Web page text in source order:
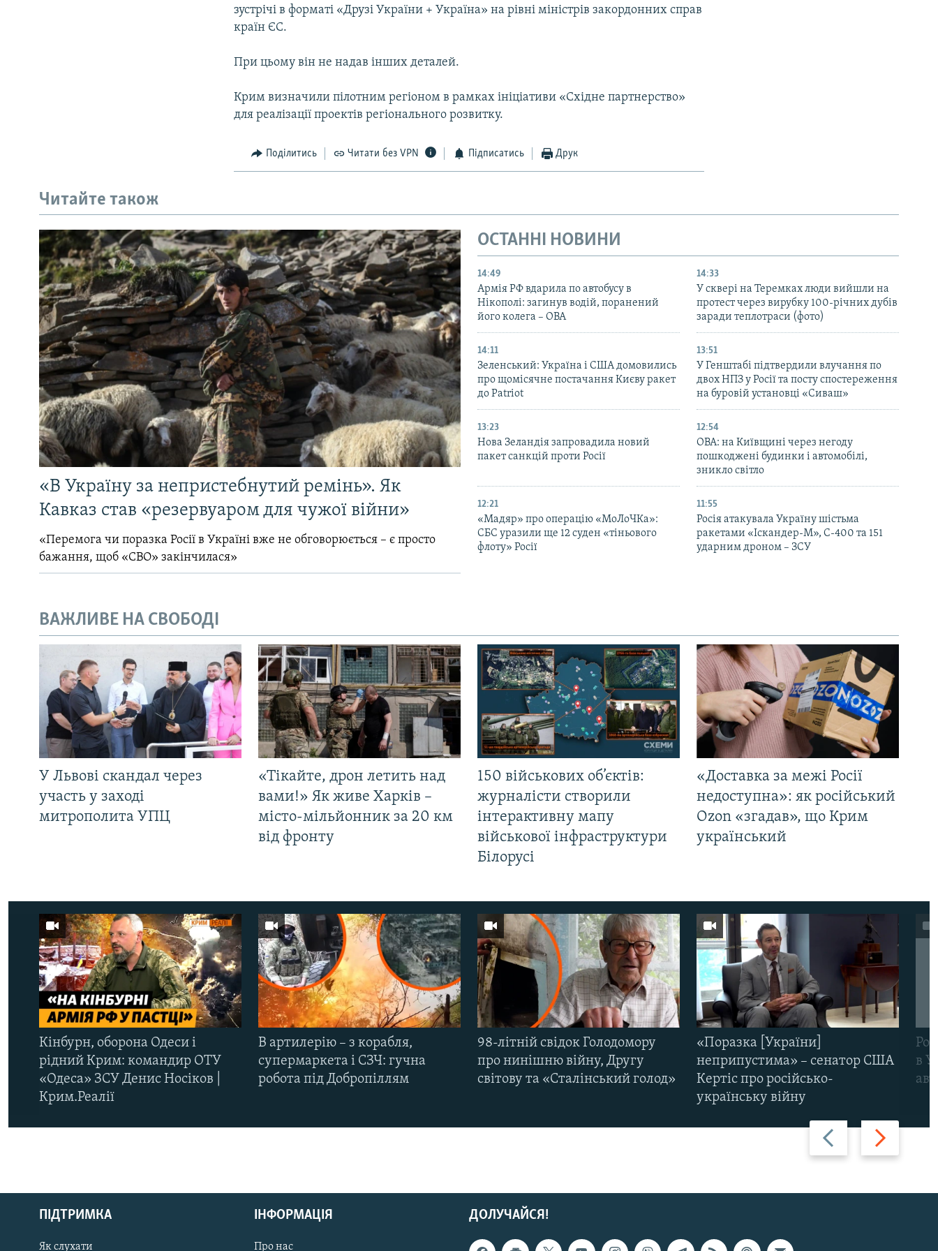
РУС
зустрічі в форматі «Друзі України + Україна» на рівні міністрів закордонних справ
країн ЄС.
При цьому він не надав інших деталей.
Крим визначили пілотним регіоном в рамках ініціативи «Східне партнерство»
для реалізації проектів регіонального розвитку.
Поділитись Читати без VPN Підписатись Друк
Читайте також
«В Україну за непристебнутий ремінь». Як
Кавказ став «резервуаром для чужої війни»
«Перемога чи поразка Росії в Україні вже не обговорюється – є просто
бажання, щоб «СВО» закінчилася»
ОСТАННІ НОВИНИ
14:49
Армія РФ вдарила по автобусу в
Нікополі: загинув водій, поранений
його колега – ОВА
14:33
У сквері на Теремках люди вийшли на
протест через вирубку 100-річних дубів
заради теплотраси (фото)
14:11
Зеленський: Україна і США домовились
про щомісячне постачання Києву ракет
до Patriot
13:51
У Генштабі підтвердили влучання по
двох НПЗ у Росії та посту спостереження
на буровій установці «Сиваш»
13:23
Нова Зеландія запровадила новий
пакет санкцій проти Росії
12:54
ОВА: на Київщині через негоду
пошкоджені будинки і автомобілі,
зникло світло
12:21
«Мадяр» про операцію «МоЛоЧКа»:
СБС уразили ще 12 суден «тіньового
флоту» Росії
11:55
Росія атакувала Україну шістьма
ракетами «Іскандер-М», С-400 та 151
ударним дроном – ЗСУ
ВАЖЛИВЕ НА СВОБОДІ
У Львові скандал через
участь у заході
митрополита УПЦ
«Тікайте, дрон летить над
вами!» Як живе Харків –
місто-мільйонник за 20 км
від фронту
150 військових об’єктів:
журналісти створили
інтерактивну мапу
військової інфраструктури
Білорусі
«Доставка за межі Росії
недоступна»: як російський
Ozon «згадав», що Крим
український
Назад Вперед
Кінбурн, оборона Одеси і
рідний Крим: командир ОТУ
«Одеса» ЗСУ Денис Носіков |
Крим.Реалії
В артилерію – з корабля,
супермаркета і СЗЧ: гучна
робота під Добропіллям
98-літній свідок Голодомору
про нинішню війну, Другу
світову та «Сталінський голод»
«Поразка [України]
неприпустима» – сенатор США
Кертіс про російсько-
українську війну
в
ДОЛУЧАЙСЯ!
ПІДТРИМКА
Як слухати
ІНФОРМАЦІЯ
Про нас